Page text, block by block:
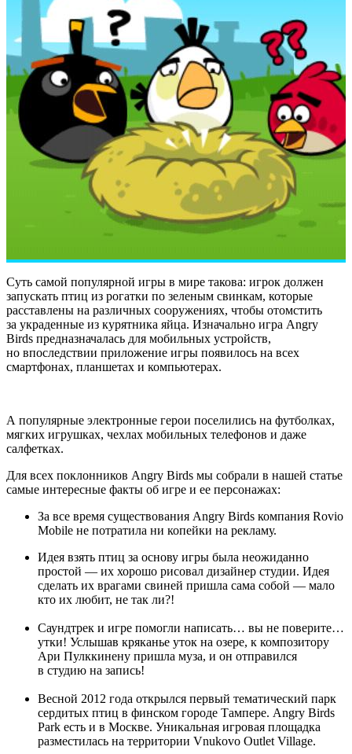
Суть самой популярной игры в мире такова: игрок должен
запускать птиц из рогатки по зеленым свинкам, которые
расставлены на различных сооружениях, чтобы отомстить
за украденные из курятника яйца. Изначально игра Angry
Birds предназначалась для мобильных устройств,
но впоследствии приложение игры появилось на всех
смартфонах, планшетах и компьютерах.
А популярные электронные герои поселились на футболках,
мягких игрушках, чехлах мобильных телефонов и даже
салфетках.
Для всех поклонников Angry Birds мы собрали в нашей статье
самые интересные факты об игре и ее персонажах:
За все время существования Angry Birds компания Rovio
Mobile не потратила ни копейки на рекламу.
Идея взять птиц за основу игры была неожиданно
простой — их хорошо рисовал дизайнер студии. Идея
сделать их врагами свиней пришла сама собой — мало
кто их любит, не так ли?!
Саундтрек и игре помогли написать… вы не поверите…
утки! Услышав кряканье уток на озере, к композитору
Ари Пулккинену пришла муза, и он отправился
в студию на запись!
Весной 2012 года открылся первый тематический парк
сердитых птиц в финском городе Тампере. Angry Birds
Park есть и в Москве. Уникальная игровая площадка
разместилась на территории Vnukovo Outlet Village.